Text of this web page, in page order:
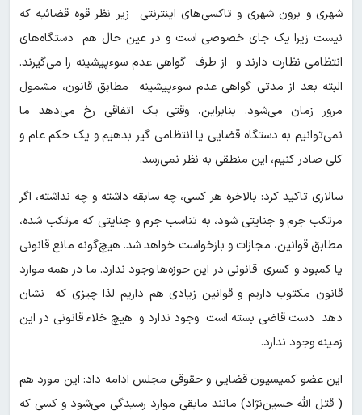
شهری و برون شهری و تاکسی‌های اینترنتی زیر نظر قوه قضائیه که
نیست زیرا یک جای خصوصی است و در عین حال هم دستگاه‌های
انتظامی نظارت دارند و از طرف گواهی عدم سوءپیشینه را می‌گیرند.
البته بعد از مدتی گواهی عدم سوءپیشینه مطابق قانون، مشمول
مرور زمان می‌شود. بنابراین، وقتی یک اتفاقی رخ می‌دهد ما
نمی‌توانیم به دستگاه قضایی یا انتظامی گیر بدهیم و یک حکم عام و
کلی صادر کنیم، این منطقی به نظر نمی‌رسد.
سالاری تاکید کرد: بالاخره هر کسی، چه سابقه داشته و چه نداشته، اگر
مرتکب جرم و جنایتی شود، به تناسب جرم و جنایتی که مرتکب شده،
مطابق قوانین، مجازات و بازخواست خواهد شد. هیچ‌گونه مانع قانونی
یا کمبود و کسری قانونی در این حوزه‌ها وجود ندارد. ما در همه موارد
قانون مکتوب داریم و قوانین زیادی هم داریم لذا چیزی که نشان
دهد دست قاضی بسته است وجود ندارد و هیچ خلاء قانونی در این
زمینه وجود ندارد.
این عضو کمیسیون قضایی و حقوقی مجلس ادامه داد: این مورد هم
( قتل الله حسین‌نژاد) مانند مابقی موارد رسیدگی می‌شود و کسی که